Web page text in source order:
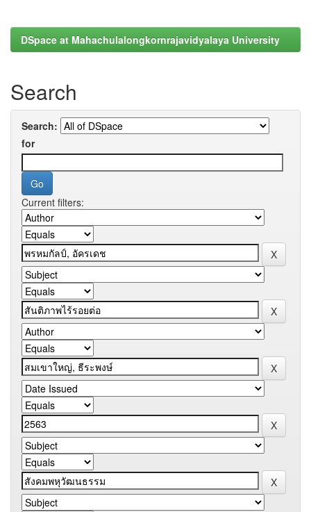
DSpace at Mahachulalongkornrajavidyalaya University
Search
Search:
for
Current filters: